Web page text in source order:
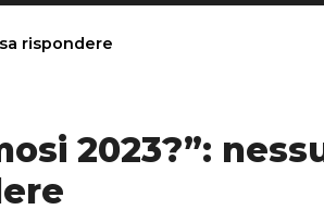
rispondere
2023?”: